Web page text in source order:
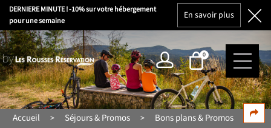
DERNIERE MINUTE ! -10% sur votre hébergement
pour une semaine
En savoir plus
0
Accueil > Séjours & Promos > Bons plans & Promos